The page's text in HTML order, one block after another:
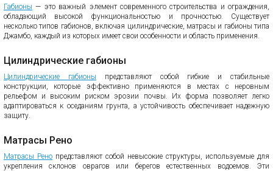
Габионы — это важный элемент современного строительства и ограждения,
обладающий высокой функциональностью и прочностью. Существует
несколько типов габионов, включая цилиндрические, матрасы и габионы типа
Джамбо, каждый из которых имеет свои особенности и область применения.
Цилиндрические габионы
Цилиндрические габионы представляют собой гибкие и стабильные
конструкции, которые эффективно применяются в местах с неровным
рельефом и высоким риском эрозии почвы. Их форма позволяет легко
адаптироваться к оседаниям грунта, а устойчивость обеспечивает надежную
защиту.
Матрасы Рено
Матрасы Рено представляют собой невысокие структуры, используемые для
укрепления склонов оврагов или берегов естественных водоемов. Эти